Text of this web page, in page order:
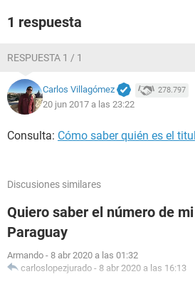
1 respuesta
RESPUESTA 1 / 1
Carlos Villagómez 278.797
20 jun 2017 a las 23:22
Consulta: Cómo saber quién es el
Discusiones similares
Quiero saber el número de
Paraguay
Armando - 8 abr 2020 a las 01:32
carloslopezjurado - 8 abr 2020 a las 16:13